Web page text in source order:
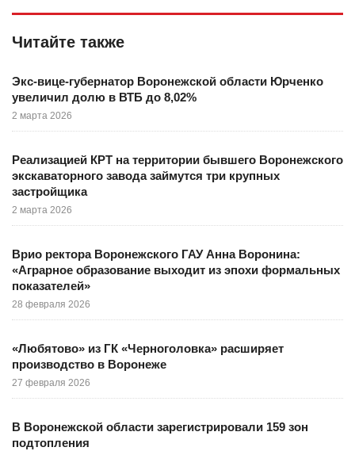
Читайте также
Экс-вице-губернатор Воронежской области Юрченко
увеличил долю в ВТБ до 8,02%
2 марта 2026
Реализацией КРТ на территории бывшего Воронежского
экскаваторного завода займутся три крупных
застройщика
2 марта 2026
Врио ректора Воронежского ГАУ Анна Воронина:
«Аграрное образование выходит из эпохи формальных
показателей»
28 февраля 2026
«Любятово» из ГК «Черноголовка» расширяет
производство в Воронеже
27 февраля 2026
В Воронежской области зарегистрировали 159 зон
подтопления